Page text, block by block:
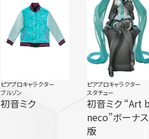
ピアプロキャラクター
ブルゾン
初音ミク
ピアプロキャラクター
スタチュー
初音ミク “Art by
neco”ボーナス
版